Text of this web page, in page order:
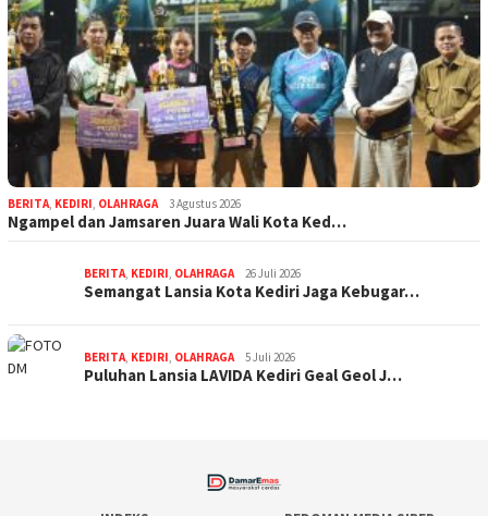
BERITA, KEDIRI, OLAHRAGA 3 Agustus 2026
Ngampel dan Jamsaren Juara Wali Kota Ked…
BERITA, KEDIRI, OLAHRAGA 26 Juli 2026
Semangat Lansia Kota Kediri Jaga Kebugar…
BERITA, KEDIRI, OLAHRAGA 5 Juli 2026
Puluhan Lansia LAVIDA Kediri Geal Geol J…